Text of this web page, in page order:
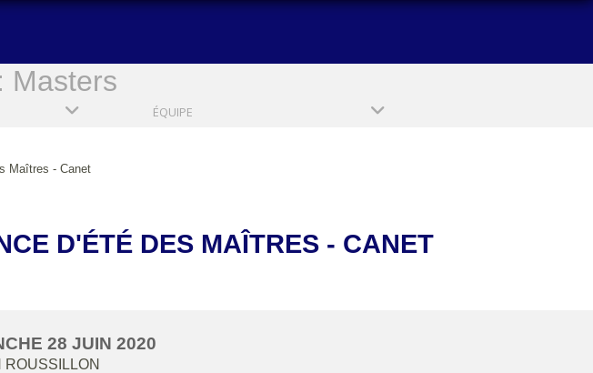
Masters
ÉQUIPE
Maîtres - Canet
D'ÉTÉ DES MAÎTRES - CANET
28 JUIN 2020